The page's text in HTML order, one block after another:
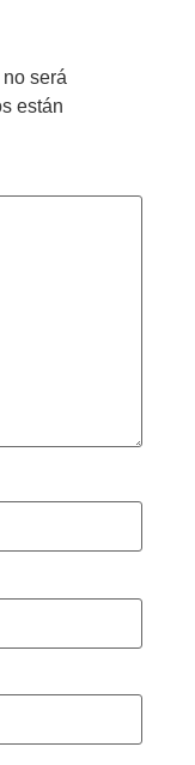
será
están